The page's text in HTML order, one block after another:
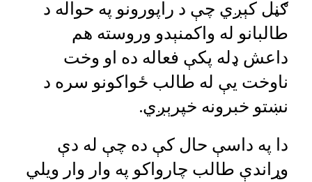
ګڼل کېږي چې د راپورونو په حواله د
طالبانو له واکمنېدو وروسته هم
داعش ډله پکې فعاله ده او وخت
ناوخت یې له طالب ځواکونو سره د
نښتو خبرونه خپرېږي.
دا په داسې حال کې ده چې له دې
وړاندې طالب چارواکو په وار وار ویلي